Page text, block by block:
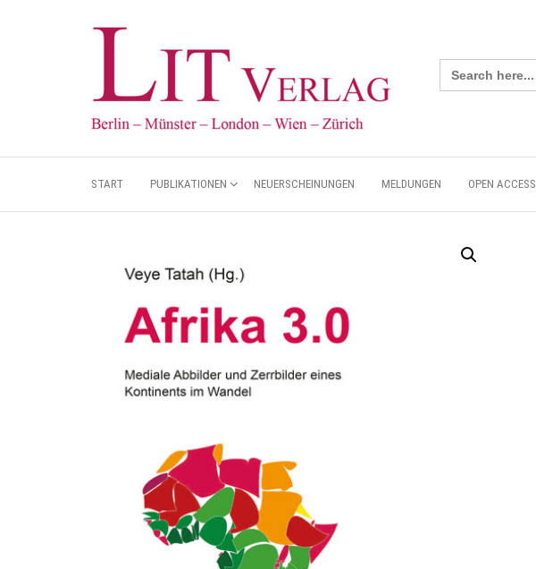
Search
for:
START PUBLIKATIONEN NEUERSCHEINUNGEN MELDUNGEN OPEN ACCESS